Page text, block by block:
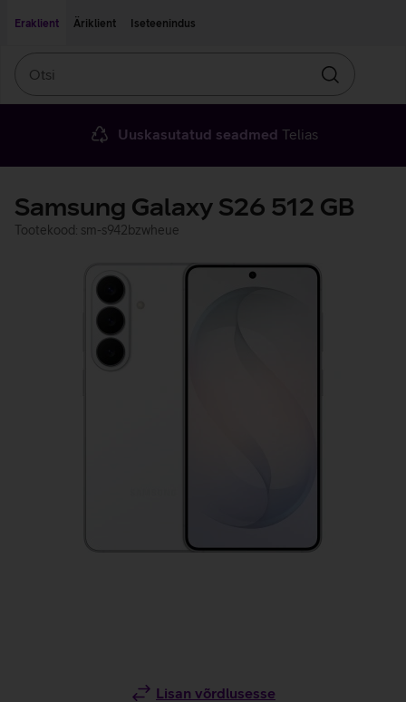
Eraklient
Äriklient Iseteenindus
Otsin
Uuskasutatud seadmed Telias
Samsung Galaxy S26 512 GB
Tootekood: sm-s942bzwheue
Lisan võrdlusesse